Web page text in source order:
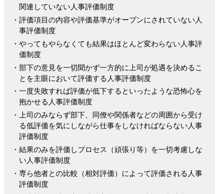
関連していない人事評価制度
・評価項目の内容や評価基準がオープンにされていない人
事評価制度
・やってもやらなくても結果はほとんど変わらない人事評
価制度
・部下の意見を一切聞かず一方的に上司が処遇を決めるこ
とを主眼において評価する人事評価制度
・一度失敗すれば評価が低下するといったような恐怖心を
抱かせる人事評価制度
・上司のみならず部下、同僚や関係者などの周囲から受け
る低評価を気にしながら仕事をしなければならない人事
評価制度
・結果のみを評価しプロセス（頑張り等）を一切考慮しな
い人事評価制度
・専ら他者との比較（相対評価）によって評価される人事
評価制度